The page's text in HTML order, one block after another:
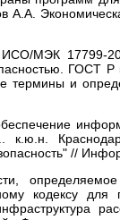
МЭК 17799-
ГОСТ Р
термины и
к.ю.н.
//
кодексу